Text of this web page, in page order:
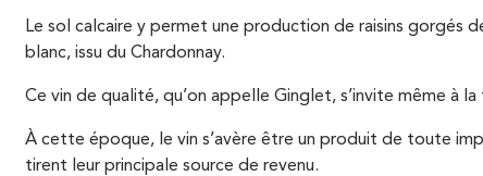
i
c
i
Le sol calcaire y permet une production de raisins
blanc, issu du Chardonnay.
Ce vin de qualité, qu’on appelle Ginglet, s’invite même à
À cette époque, le vin s’avère être un produit de toute
tirent leur principale source de revenu.